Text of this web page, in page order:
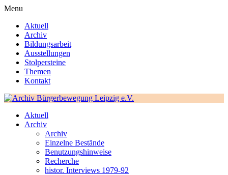
Menu
Aktuell
Archiv
Bildungsarbeit
Ausstellungen
Stolpersteine
Themen
Kontakt
Aktuell
Archiv
Archiv
Einzelne Bestände
Benutzungshinweise
Recherche
histor. Interviews 1979-92